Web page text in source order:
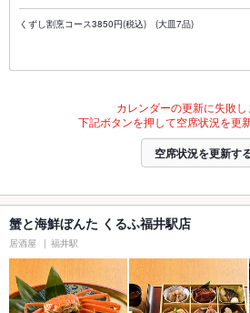
くずし割烹コース3850円(税込) (大皿7品)
カレンダーの更新に失敗し
下記ボタンを押して空席状況を更
空席状況を更新す
蟹と海鮮ぼんた くるふ福井駅店
居酒屋 福井駅